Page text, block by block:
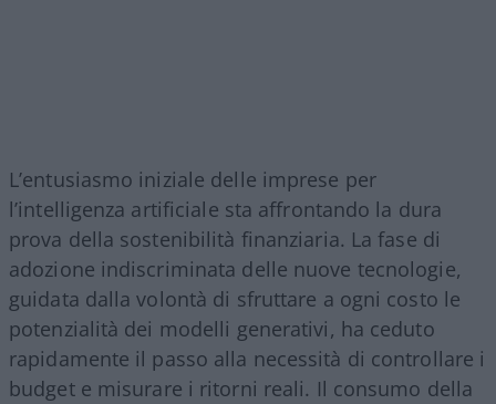
L’entusiasmo iniziale delle imprese per
l’intelligenza artificiale sta affrontando la dura
prova della sostenibilità finanziaria. La fase di
adozione indiscriminata delle nuove tecnologie,
guidata dalla volontà di sfruttare a ogni costo le
potenzialità dei modelli generativi, ha ceduto
rapidamente il passo alla necessità di controllare i
budget e misurare i ritorni reali. Il consumo della